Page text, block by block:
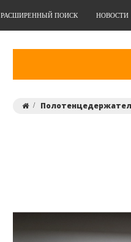
РАСШИРЕННЫЙ ПОИСК НОВОСТИ